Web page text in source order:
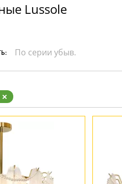
Lussole